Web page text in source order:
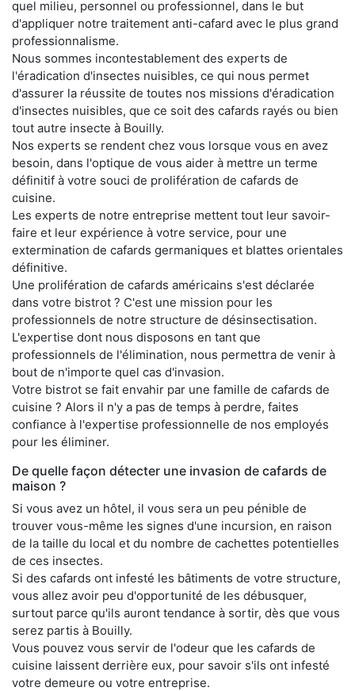
quel milieu, personnel ou professionnel, dans le but
d'appliquer notre traitement anti-cafard avec le plus grand
professionnalisme.
Nous sommes incontestablement des experts de
l'éradication d'insectes nuisibles, ce qui nous permet
d'assurer la réussite de toutes nos missions d'éradication
d'insectes nuisibles, que ce soit des cafards rayés ou bien
tout autre insecte à Bouilly.
Nos experts se rendent chez vous lorsque vous en avez
besoin, dans l'optique de vous aider à mettre un terme
définitif à votre souci de prolifération de cafards de
cuisine.
Les experts de notre entreprise mettent tout leur savoir-
faire et leur expérience à votre service, pour une
extermination de cafards germaniques et blattes orientales
définitive.
Une prolifération de cafards américains s'est déclarée
dans votre bistrot ? C'est une mission pour les
professionnels de notre structure de désinsectisation.
L'expertise dont nous disposons en tant que
professionnels de l'élimination, nous permettra de venir à
bout de n'importe quel cas d'invasion.
Votre bistrot se fait envahir par une famille de cafards de
cuisine ? Alors il n'y a pas de temps à perdre, faites
confiance à l'expertise professionnelle de nos employés
pour les éliminer.
De quelle façon détecter une invasion de cafards de
maison ?
Si vous avez un hôtel, il vous sera un peu pénible de
trouver vous-même les signes d'une incursion, en raison
de la taille du local et du nombre de cachettes potentielles
de ces insectes.
Si des cafards ont infesté les bâtiments de votre structure,
vous allez avoir peu d'opportunité de les débusquer,
surtout parce qu'ils auront tendance à sortir, dès que vous
serez partis à Bouilly.
Vous pouvez vous servir de l'odeur que les cafards de
cuisine laissent derrière eux, pour savoir s'ils ont infesté
votre demeure ou votre entreprise.